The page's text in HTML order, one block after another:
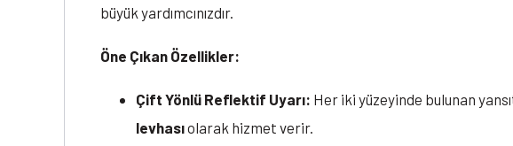
büyük yardımcınızdır.
Öne Çıkan Özellikler:
Çift Yönlü Reflektif Uyarı: Her iki yüzeyinde bulunan
levhasıolarak hizmet verir.